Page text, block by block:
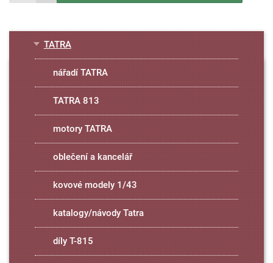
TATRA
nářadí TATRA
TATRA 813
motory TATRA
oblečení a kancelář
kovové modely 1/43
katalogy/návody Tatra
díly T-815